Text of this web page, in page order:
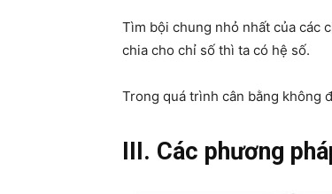
Tìm bội chung nhỏ nhất của các
chia cho chỉ số thì ta có hệ số.
Trong quá trình cân bằng không
III. Các phương